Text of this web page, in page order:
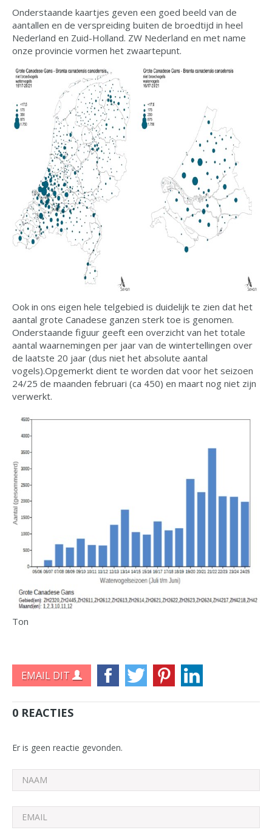
Onderstaande kaartjes geven een goed beeld van de
aantallen en de verspreiding buiten de broedtijd in heel
Nederland en Zuid-Holland. ZW Nederland en met name
onze provincie vormen het zwaartepunt.
Ook in ons eigen hele telgebied is duidelijk te zien dat het
aantal grote Canadese ganzen sterk toe is genomen.
Onderstaande figuur geeft een overzicht van het totale
aantal waarnemingen per jaar van de wintertellingen over
de laatste 20 jaar (dus niet het absolute aantal
vogels).Opgemerkt dient te worden dat voor het seizoen
24/25 de maanden februari (ca 450) en maart nog niet zijn
verwerkt.
Ton
EMAIL DIT
0 REACTIES
Er is geen reactie gevonden.